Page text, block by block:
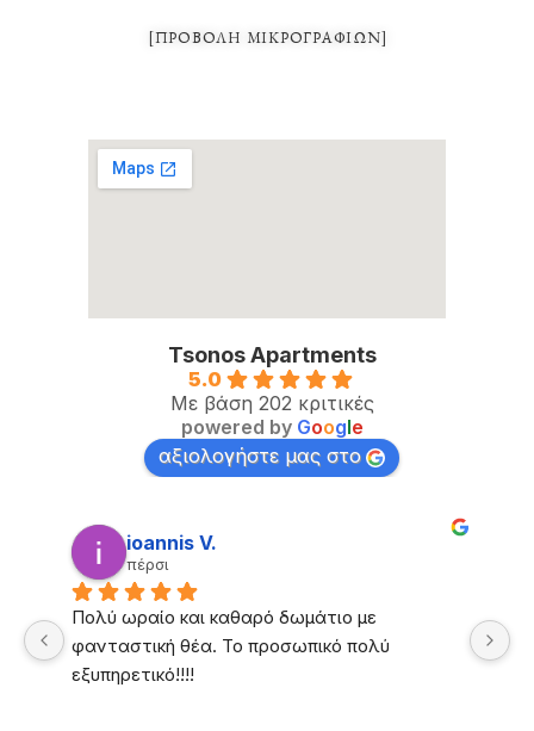
[ΠΡΟΒΟΛΉ ΜΙΚΡΟΓΡΑΦΙΏΝ]
Tsonos Apartments
5.0
Με βάση 202 κριτικές
powered by Google
αξιολογήστε μας στο
ioannis V.
πέρσι
Πολύ ωραίο και καθαρό δωμάτιο με
φανταστική θέα. Το προσωπικό πολύ
εξυπηρετικό!!!!